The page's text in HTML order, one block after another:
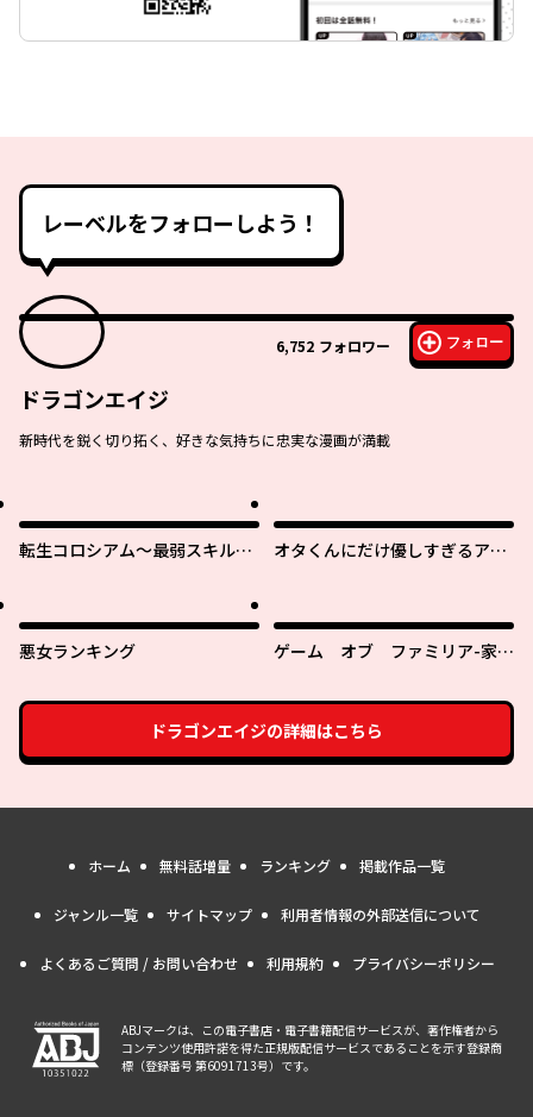
レーベルをフォローしよう！
6,752 フォロワー フォロー
ドラゴンエイジ
新時代を鋭く切り拓く、好きな気持ちに忠実な漫画が満載
転生コロシアム～最弱スキルで
オタくんにだけ優しすぎるアヤ
悪女ランキング
ゲーム オブ ファミリア-家族
ドラゴンエイジの詳細はこちら
ホーム 無料話増量 ランキング 掲載作品一覧
ジャンル一覧 サイトマップ 利用者情報の外部送信について
よくあるご質問 / お問い合わせ 利用規約 プライバシーポリシー
ABJマークは、この電子書店・電子書籍配信サービスが、著作権者から
コンテンツ使用許諾を得た正規版配信サービスであることを示す登録商
標（登録番号 第6091713号）です。